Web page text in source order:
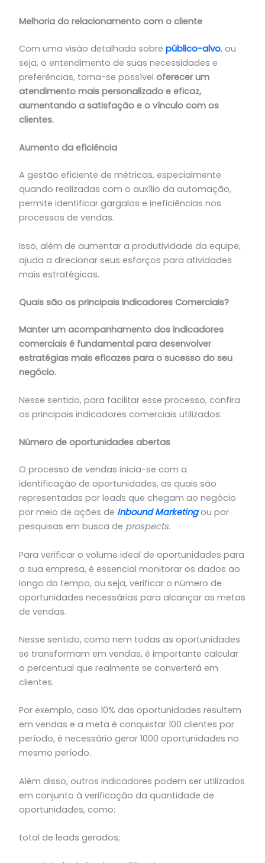
Melhoria do relacionamento com o cliente
Com uma visão detalhada sobre público-alvo, ou
seja, o entendimento de suas necessidades e
preferências, torna-se possível oferecer um
atendimento mais personalizado e eficaz,
aumentando a satisfação e o vínculo com os
clientes.
Aumento da eficiência
A gestão eficiente de métricas, especialmente
quando realizadas com o auxílio da automação,
permite identificar gargalos e ineficiências nos
processos de vendas.
Isso, além de aumentar a produtividade da equipe,
ajuda a direcionar seus esforços para atividades
mais estratégicas.
Quais são os principais Indicadores Comerciais?
Manter um acompanhamento dos indicadores
comerciais é fundamental para desenvolver
estratégias mais eficazes para o sucesso do seu
negócio.
Nesse sentido, para facilitar esse processo, confira
os principais indicadores comerciais utilizados:
Número de oportunidades abertas
O processo de vendas inicia-se com a
identificação de oportunidades, as quais são
representadas por leads que chegam ao negócio
por meio de ações de InboundMarketingou por
pesquisas em busca de prospects.
Para verificar o volume ideal de oportunidades para
a sua empresa, é essencial monitorar os dados ao
longo do tempo, ou seja, verificar o número de
oportunidades necessárias para alcançar as metas
de vendas.
Nesse sentido, como nem todas as oportunidades
se transformam em vendas, é importante calcular
o percentual que realmente se converterá em
clientes.
Por exemplo, caso 10% das oportunidades resultem
em vendas e a meta é conquistar 100 clientes por
período, é necessário gerar 1000 oportunidades no
mesmo período.
Além disso, outros indicadores podem ser utilizados
em conjunto à verificação da quantidade de
oportunidades, como:
total de leads gerados;